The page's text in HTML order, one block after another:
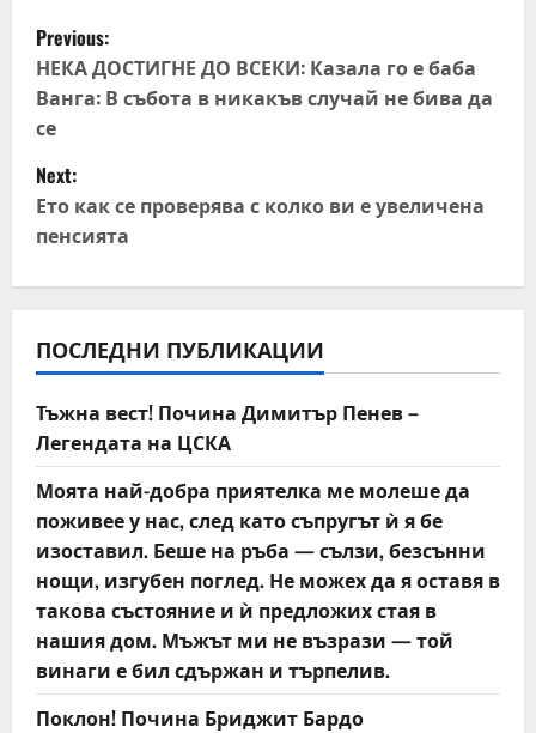
P
o
s
t
n
a
v
i
g
a
t
i
o
n
Previous:
НЕКА ДОСТИГНЕ ДО ВСЕКИ: Казала го е баба
Ванга: В събота в никакъв случай не бива да
се
Next:
Ето как се проверява с колко ви е увеличена
пенсията
ПОСЛЕДНИ ПУБЛИКАЦИИ
Тъжна вест! Почина Димитър Пенев –
Легендата на ЦСКА
Моята най-добра приятелка ме молеше да
поживее у нас, след като съпругът ѝ я бе
изоставил. Беше на ръба — сълзи, безсънни
нощи, изгубен поглед. Не можех да я оставя в
такова състояние и ѝ предложих стая в
нашия дом. Мъжът ми не възрази — той
винаги е бил сдържан и търпелив.
Поклон! Почина Бриджит Бардо